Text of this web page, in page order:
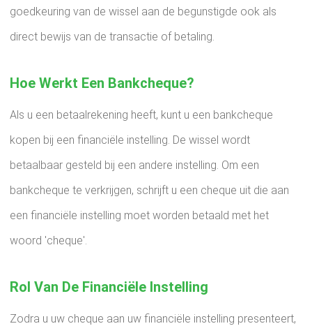
goedkeuring van de wissel aan de begunstigde ook als
direct bewijs van de transactie of betaling.
Hoe Werkt Een Bankcheque?
Als u een betaalrekening heeft, kunt u een bankcheque
kopen bij een financiële instelling. De wissel wordt
betaalbaar gesteld bij een andere instelling. Om een ​​
bankcheque te verkrijgen, schrijft u een cheque uit die aan
een financiële instelling moet worden betaald met het
woord 'cheque'.
Rol Van De Financiële Instelling
Zodra u uw cheque aan uw financiële instelling presenteert,